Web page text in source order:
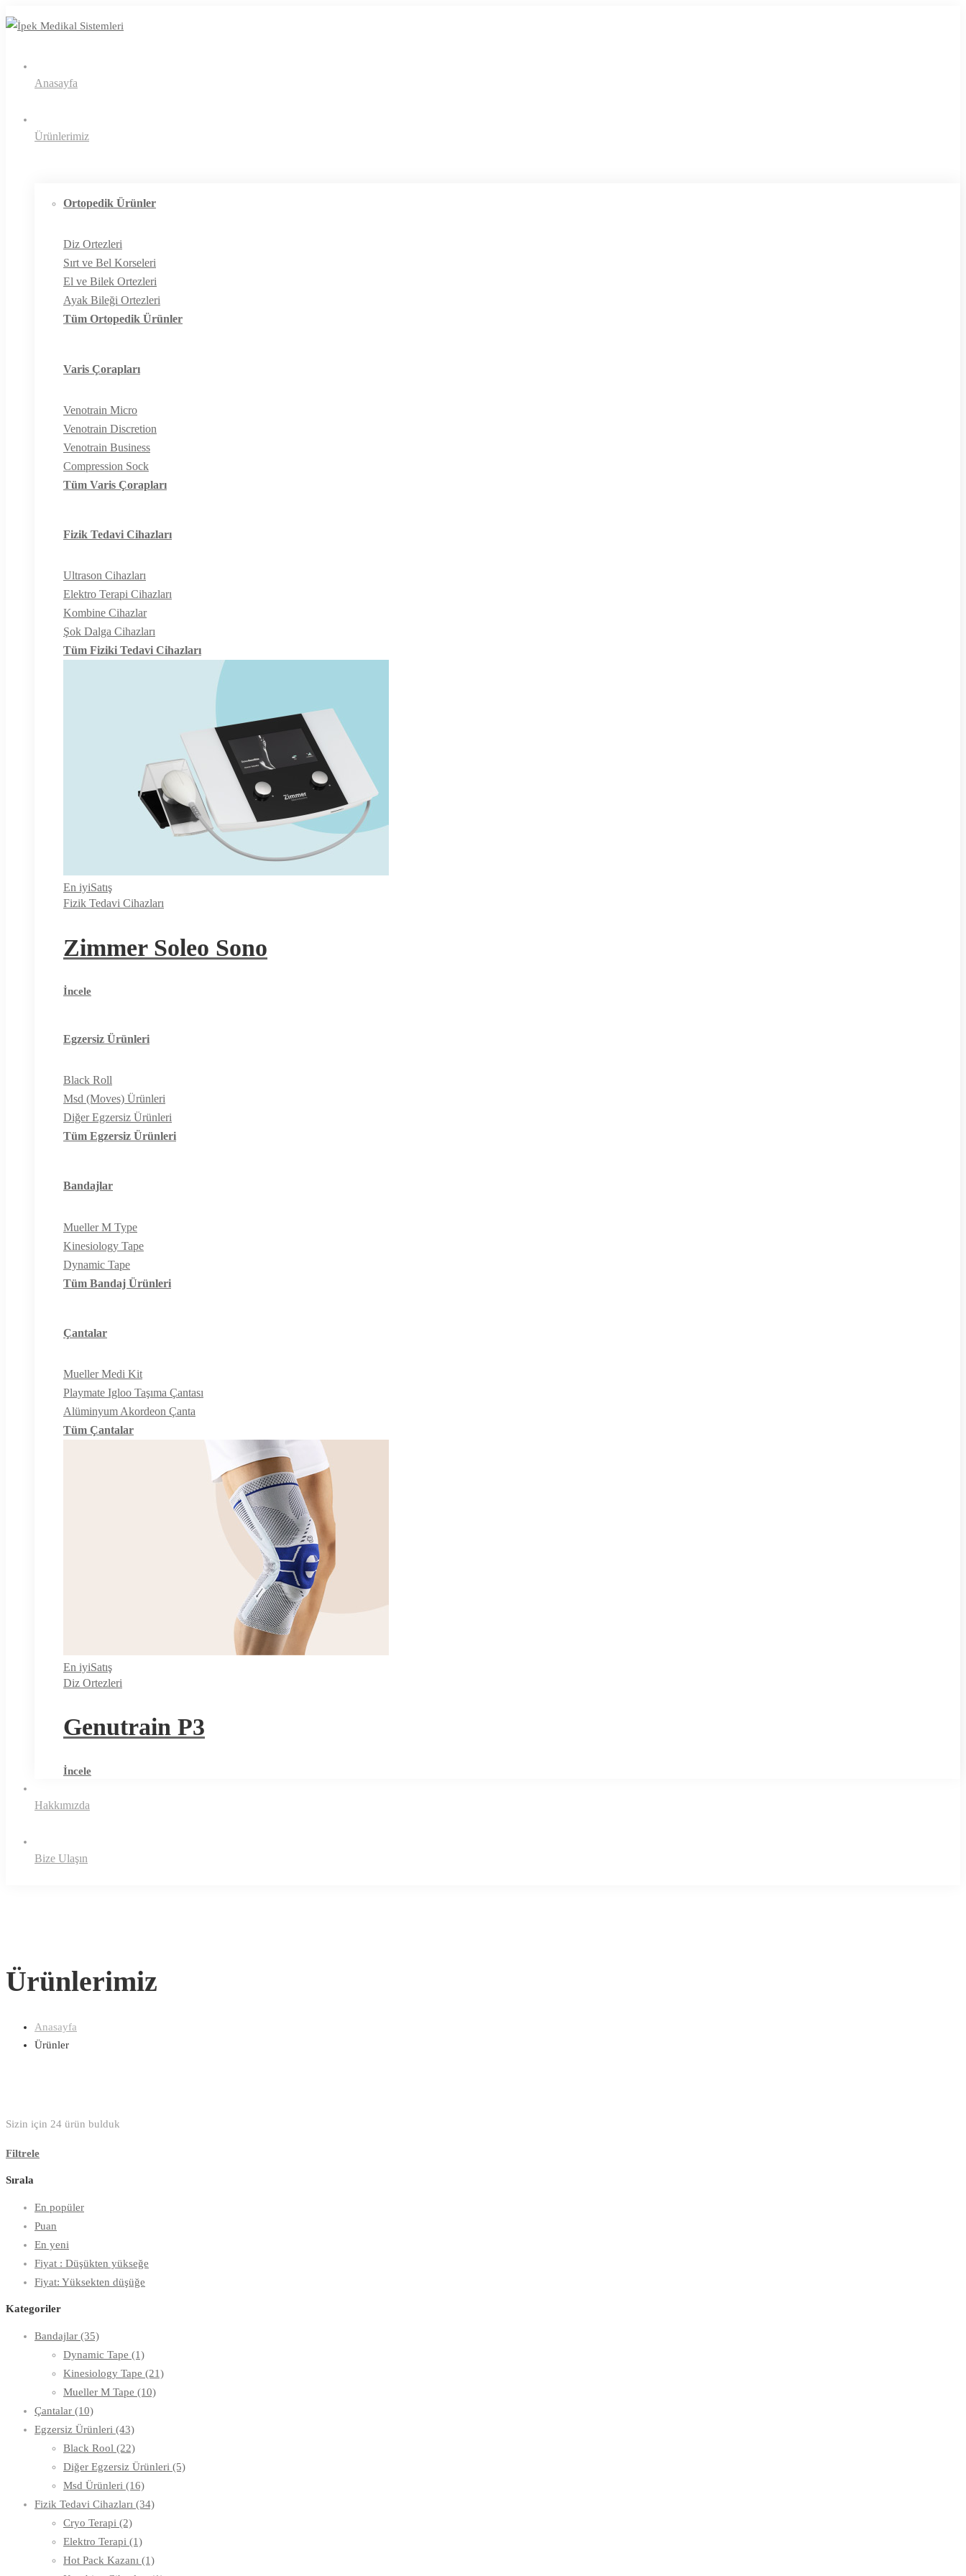
Anasayfa
Ürünlerimiz
Ortopedik Ürünler
Diz Ortezleri
Sırt ve Bel Korseleri
El ve Bilek Ortezleri
Ayak Bileği Ortezleri
Tüm Ortopedik Ürünler
Varis Çorapları
Venotrain Micro
Venotrain Discretion
Venotrain Business
Compression Sock
Tüm Varis Çorapları
Fizik Tedavi Cihazları
Ultrason Cihazları
Elektro Terapi Cihazları
Kombine Cihazlar
Şok Dalga Cihazları
Tüm Fiziki Tedavi Cihazları
En iyiSatış
Fizik Tedavi Cihazları
Zimmer Soleo Sono
İncele
Egzersiz Ürünleri
Black Roll
Msd (Moves) Ürünleri
Diğer Egzersiz Ürünleri
Tüm Egzersiz Ürünleri
Bandajlar
Mueller M Type
Kinesiology Tape
Dynamic Tape
Tüm Bandaj Ürünleri
Çantalar
Mueller Medi Kit
Playmate Igloo Taşıma Çantası
Alüminyum Akordeon Çanta
Tüm Çantalar
En iyiSatış
Diz Ortezleri
Genutrain P3
İncele
Hakkımızda
Bize Ulaşın
Ürünlerimiz
Anasayfa
Ürünler
Sizin için 24 ürün bulduk
Filtrele
Sırala
En popüler
Puan
En yeni
Fiyat : Düşükten yükseğe
Fiyat: Yüksekten düşüğe
Kategoriler
Bandajlar (35)
Dynamic Tape (1)
Kinesiology Tape (21)
Mueller M Tape (10)
Çantalar (10)
Egzersiz Ürünleri (43)
Black Rool (22)
Diğer Egzersiz Ürünleri (5)
Msd Ürünleri (16)
Fizik Tedavi Cihazları (34)
Cryo Terapi (2)
Elektro Terapi (1)
Hot Pack Kazanı (1)